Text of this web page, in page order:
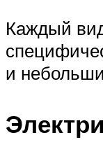
Каждый
и